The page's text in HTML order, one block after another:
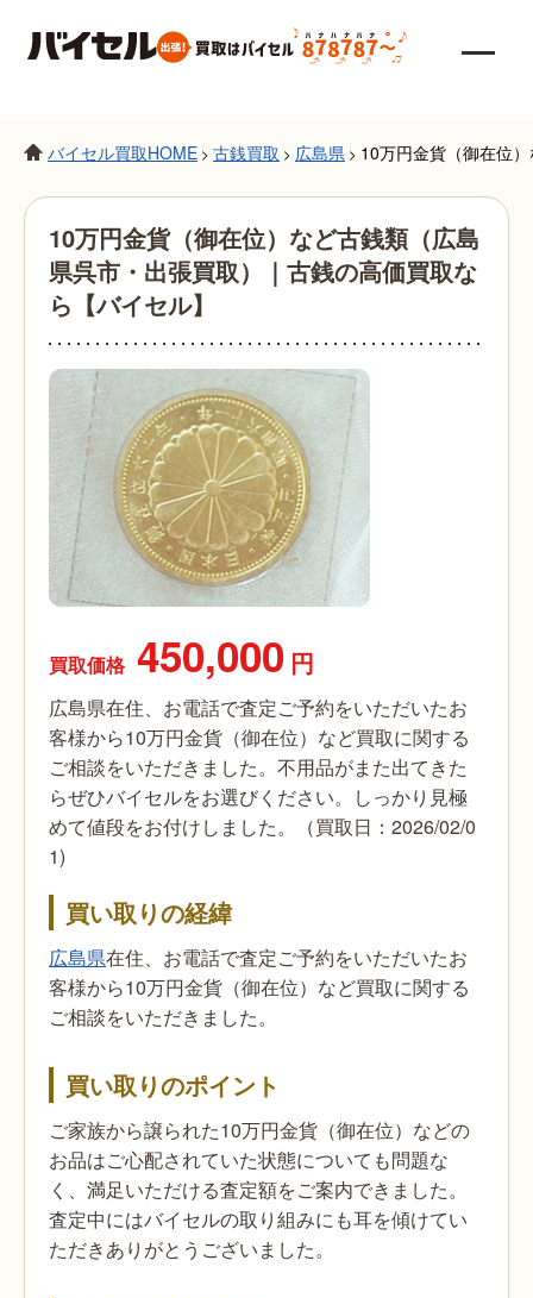
バイセル買取HOME > 古銭買取 > 広島県 > 10万円金貨（御在位
10万円金貨（御在位）など古銭類（広島
県呉市・出張買取）｜古銭の高価買取な
ら【バイセル】
買取価格 450,000 円
広島県在住、お電話で査定ご予約をいただいたお
客様から10万円金貨（御在位）など買取に関する
ご相談をいただきました。不用品がまた出てきた
らぜひバイセルをお選びください。しっかり見極
めて値段をお付けしました。（買取日：2026/02/0
1)
買い取りの経緯
広島県在住、お電話で査定ご予約をいただいたお
客様から10万円金貨（御在位）など買取に関する
ご相談をいただきました。
買い取りのポイント
ご家族から譲られた10万円金貨（御在位）などの
お品はご心配されていた状態についても問題な
く、満足いただける査定額をご案内できました。
査定中にはバイセルの取り組みにも耳を傾けてい
ただきありがとうございました。